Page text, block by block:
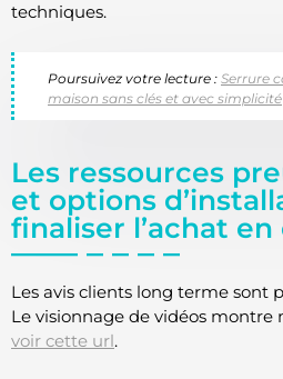
techniques.
Poursuivez votre lecture : Serrure
maison sans clés et avec simplicité
Les ressources
et options
finaliser l’achat
Les avis clients long terme sont
Le visionnage de vidéos montre
voir cette url.